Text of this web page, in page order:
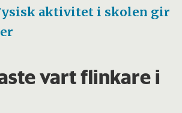
aktivitet i skolen gir
vart flinkare i